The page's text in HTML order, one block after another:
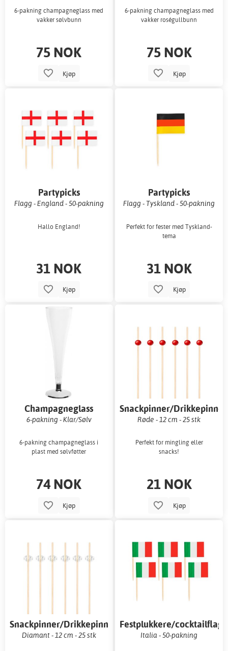
6-pakning champagneglass med
vakker sølvbunn
75 NOK
Kjøp
6-pakning champagneglass med
vakker roségullbunn
75 NOK
Kjøp
Partypicks
Flagg - England - 50-pakning
Hallo England!
31 NOK
Kjøp
Partypicks
Flagg - Tyskland - 50-pakning
Perfekt for fester med Tyskland-
tema
31 NOK
Kjøp
Champagneglass
6-pakning - Klar/Sølv
6-pakning champagneglass i
plast med sølvføtter
74 NOK
Kjøp
Snackpinner/Drikkepinner
Røde - 12 cm - 25 stk
Perfekt for mingling eller
snacks!
21 NOK
Kjøp
Snackpinner/Drikkepinner
Diamant - 12 cm - 25 stk
Festplukkere/cocktailflagg
Italia - 50-pakning